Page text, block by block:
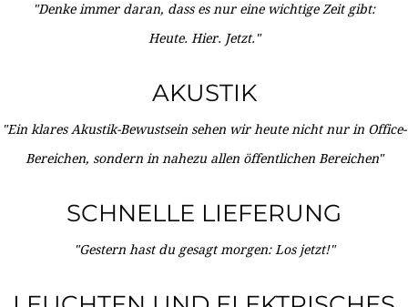
"Denke immer daran, dass es nur eine wichtige Zeit gibt:
Heute. Hier. Jetzt."
AKUSTIK
"Ein klares Akustik-Bewustsein sehen wir heute nicht nur in Office-
Bereichen, sondern in nahezu allen öffentlichen Bereichen"
SCHNELLE LIEFERUNG
"Gestern hast du gesagt morgen: Los jetzt!"